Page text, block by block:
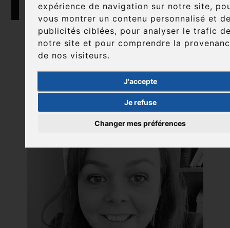
expérience de navigation sur notre site,
vous montrer un contenu personnalisé et
publicités ciblées, pour analyser le trafic
notre site et pour comprendre la
de nos visiteurs.
J'accepte
Je refuse
Changer mes préférences
Les
formateurs